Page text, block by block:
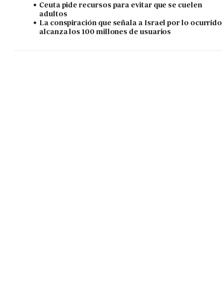
Ceuta pide recursos para evitar que se cuelen
adultos
La conspiración que señala a Israel por lo ocurrido
alcanza los 100 millones de usuarios